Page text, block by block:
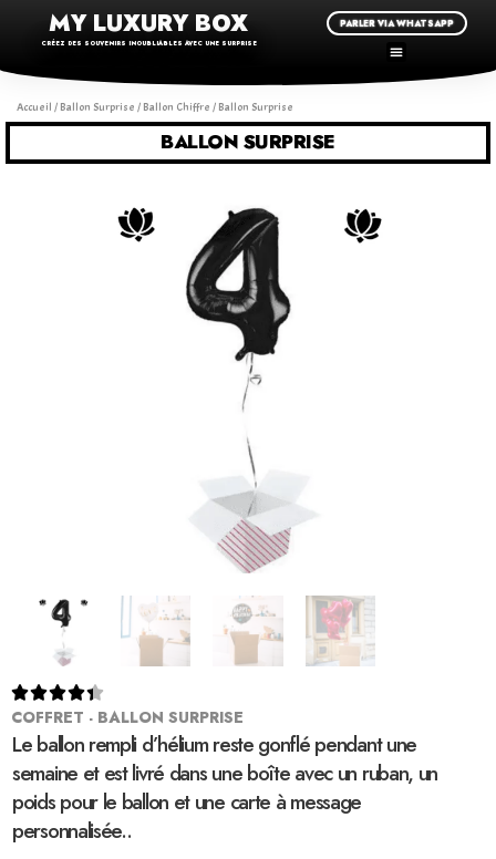
MY LUXURY BOX
CRÉEZ DES SOUVENIRS INOUBLIABLES AVEC UNE SURPRISE
PARLER VIA WHATSAPP
Accueil / Ballon Surprise / Ballon Chiffre / Ballon Surprise
BALLON SURPRISE

COFFRET - BALLON SURPRISE
Le ballon rempli d’hélium reste gonflé pendant une
semaine et est livré dans une boîte avec un ruban, un
poids pour le ballon et une carte à message
personnalisée..